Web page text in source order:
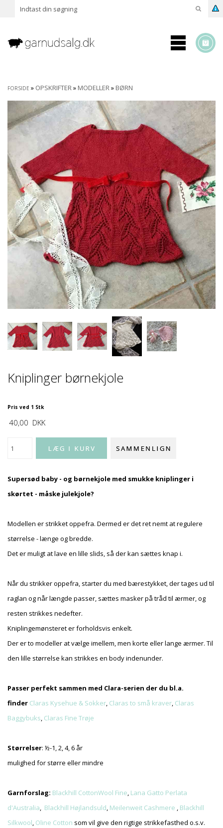
FORSIDE » OPSKRIFTER» MODELLER» BØRN
Kniplinger børnekjole
Pris ved 1 Stk
40,00 DKK
Supersød baby - og børnekjole med smukke kniplinger i
skørtet - måske julekjole?
Modellen er strikket oppefra. Dermed er det ret nemt at regulere
størrelse - længe og bredde.
Det er muligt at lave en lille slids, så der kan sættes knap i.
Når du strikker oppefra, starter du med bærestykket, der tages ud til
raglan og når længde passer, sættes masker på tråd til ærmer, og
resten strikkes nedefter.
Kniplingemønsteret er forholdsvis enkelt.
Der er to modeller at vælge imellem, men korte eller lange ærmer. Til
den lille størrelse kan strikkes en body indenunder.
Passer perfekt sammen med Clara-serien der du bl.a.
finder Claras Kysehue & Sokker, Claras to små kraver, Claras
Baggybuks, Claras Fine Trøje
Størrelser: ½-1, 2, 4, 6 år
mulighed for større eller mindre
Garnforslag: Blackhill CottonWool Fine, Lana Gatto Perlata
d'Australia, Blackhill Højlandsuld, Meilenweit Cashmere , Blackhill
Silkwool, Oline Cotton som vil give den rigtige strikkefasthed o.s.v.